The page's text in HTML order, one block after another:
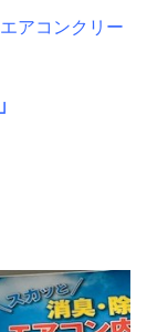
アコンクリー